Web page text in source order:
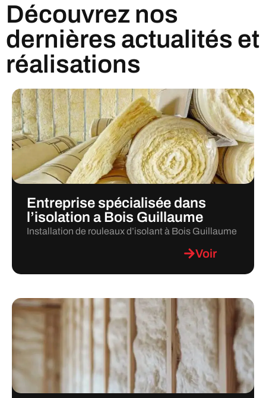
Découvrez nos
dernières actualités et
réalisations
Entreprise spécialisée dans
l’isolation a Bois Guillaume
Installation de rouleaux d’isolant à Bois Guillaume
Voir